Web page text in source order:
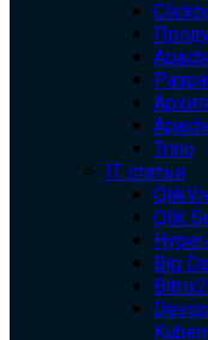
Trino
IT статьи
Qlik
Big